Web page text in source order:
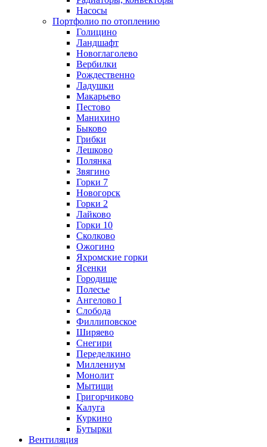
Насосы
Портфолио по отоплению
Голицино
Ландшафт
Новоглаголево
Вербилки
Рождественно
Ладушки
Макарьево
Пестово
Манихино
Быково
Грибки
Лешково
Полянка
Звягино
Горки 7
Новогорск
Горки 2
Лайково
Горки 10
Сколково
Ожогино
Яхромские горки
Ясенки
Городище
Полесье
Ангелово I
Слобода
Филлиповское
Ширяево
Снегири
Переделкино
Миллениум
Монолит
Мытищи
Григорчиково
Калуга
Куркино
Бутырки
Вентиляция